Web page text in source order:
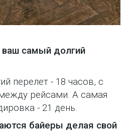
самый долгий
перелет - 18 часов, с
рейсами. А самая
- 21 день.
байеры делая свой